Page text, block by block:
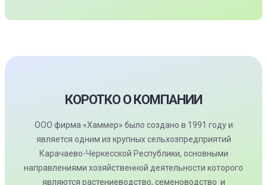
КОРОТКО О КОМПАНИИ
ООО фирма «Хаммер» было создано в 1991 году и
является одним из крупных сельхозпредприятий
Карачаево-Черкесской Республики, основными
направлениями хозяйственной деятельности которого
являются растениеводство, семеноводство и